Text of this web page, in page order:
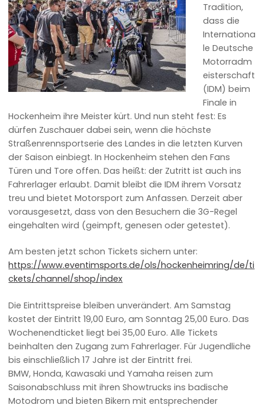
Tradition,
dass die
Internationa
le Deutsche
Motorradm
eisterschaft
(IDM) beim
Finale in
Hockenheim ihre Meister kürt. Und nun steht fest: Es
dürfen Zuschauer dabei sein, wenn die höchste
Straßenrennsportserie des Landes in die letzten Kurven
der Saison einbiegt. In Hockenheim stehen den Fans
Türen und Tore offen. Das heißt: der Zutritt ist auch ins
Fahrerlager erlaubt. Damit bleibt die IDM ihrem Vorsatz
treu und bietet Motorsport zum Anfassen. Derzeit aber
vorausgesetzt, dass von den Besuchern die 3G-Regel
eingehalten wird (geimpft, genesen oder getestet).
Am besten jetzt schon Tickets sichern unter:
https://www.eventimsports.de/ols/hockenheimring/de/ti
ckets/channel/shop/index
Die Eintrittspreise bleiben unverändert. Am Samstag
kostet der Eintritt 19,00 Euro, am Sonntag 25,00 Euro. Das
Wochenendticket liegt bei 35,00 Euro. Alle Tickets
beinhalten den Zugang zum Fahrerlager. Für Jugendliche
bis einschließlich 17 Jahre ist der Eintritt frei.
BMW, Honda, Kawasaki und Yamaha reisen zum
Saisonabschluss mit ihren Showtrucks ins badische
Motodrom und bieten Bikern mit entsprechender